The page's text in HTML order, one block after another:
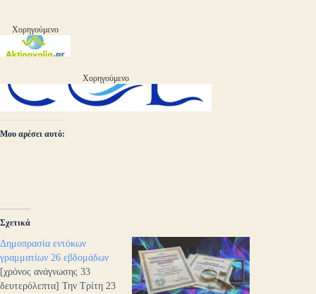
Χορηγούμενο
Χορηγούμενο
Μου αρέσει αυτό:
Σχετικά
Δημοπρασία εντόκων
γραμματίων 26 εβδομάδων
[χρόνος ανάγνωσης 33
δευτερόλεπτα] Την Τρίτη 23